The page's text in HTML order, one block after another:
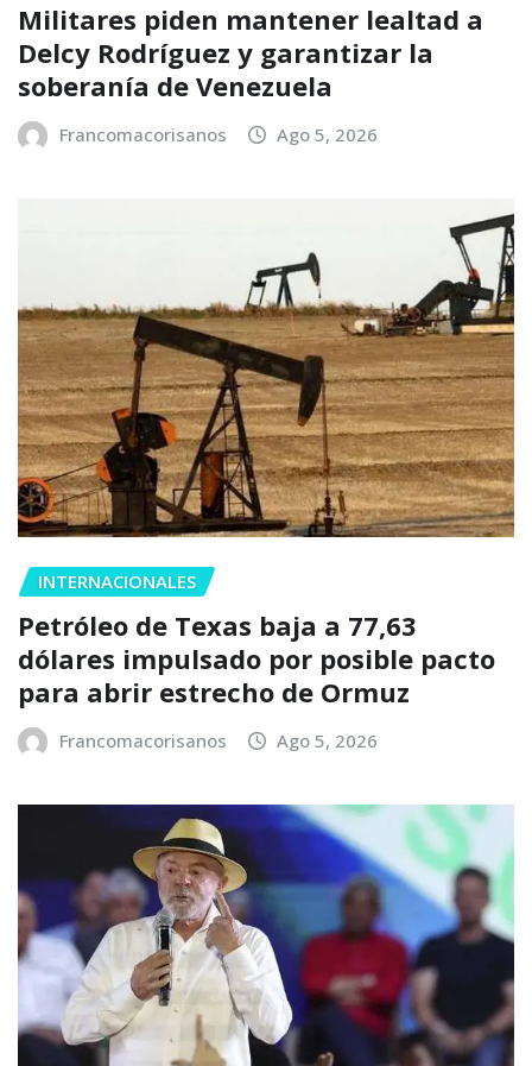
Militares piden mantener lealtad a
Delcy Rodríguez y garantizar la
soberanía de Venezuela
Francomacorisanos Ago 5, 2026
INTERNACIONALES
Petróleo de Texas baja a 77,63
dólares impulsado por posible pacto
para abrir estrecho de Ormuz
Francomacorisanos Ago 5, 2026